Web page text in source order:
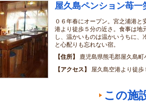
屋久島ペンション苺一
０６年春にオープン。宮之浦港と
港より徒歩５分の近さ。食事は地
し、温かいものは温かいうちに、
と心配りも忘れない宿。
住所
鹿児島県熊毛郡屋久島
アクセス
屋久島空港より徒歩
この施